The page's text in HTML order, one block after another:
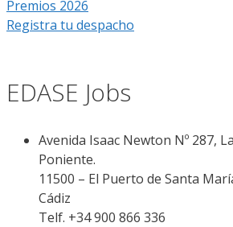
Premios 2026
Registra tu despacho
EDASE Jobs
Avenida Isaac Newton Nº 287,
Poniente.
11500 – El Puerto de Santa
Cádiz
Telf. +34 900 866 336